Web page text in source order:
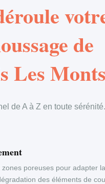
de
Les Monts
de A à Z en toute sérénité.
poreuses pour adapter
des éléments de